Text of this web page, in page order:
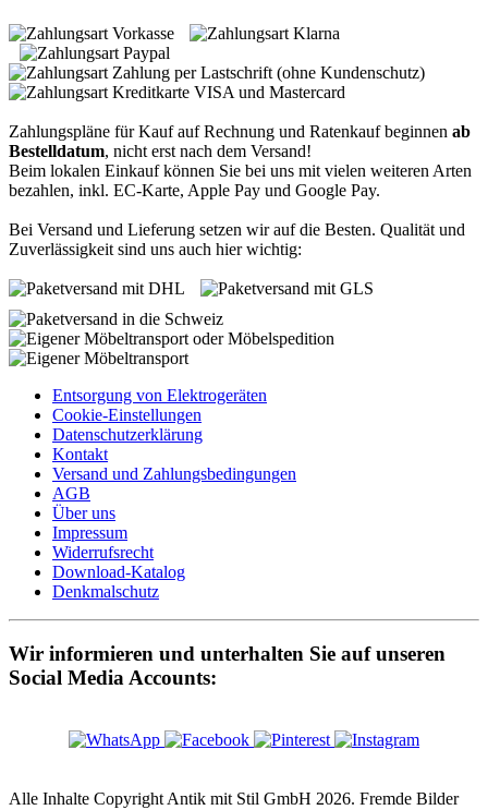
Zahlungspläne für Kauf auf Rechnung und Ratenkauf beginnen ab
Bestelldatum, nicht erst nach dem Versand!
Beim lokalen Einkauf können Sie bei uns mit vielen weiteren Arten
bezahlen, inkl. EC-Karte, Apple Pay und Google Pay.
Bei Versand und Lieferung setzen wir auf die Besten. Qualität und
Zuverlässigkeit sind uns auch hier wichtig:
Entsorgung von Elektrogeräten
Cookie-Einstellungen
Datenschutzerklärung
Kontakt
Versand und Zahlungsbedingungen
AGB
Über uns
Impressum
Widerrufsrecht
Download-Katalog
Denkmalschutz
Wir informieren und unterhalten Sie auf unseren
Social Media Accounts:
Alle Inhalte Copyright Antik mit Stil GmbH 2026. Fremde Bilder